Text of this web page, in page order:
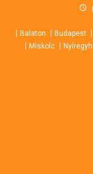
contentBalaton Budapest
Miskolc